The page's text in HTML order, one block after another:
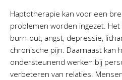
Haptotherapie kan voor een
problemen worden ingezet.
burn-out, angst, depressie,
chronische pijn. Daarnaast kan
ondersteunend werken bij
verbeteren van relaties.